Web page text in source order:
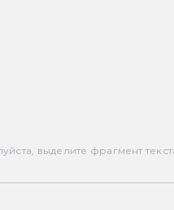
выделите фрагмент